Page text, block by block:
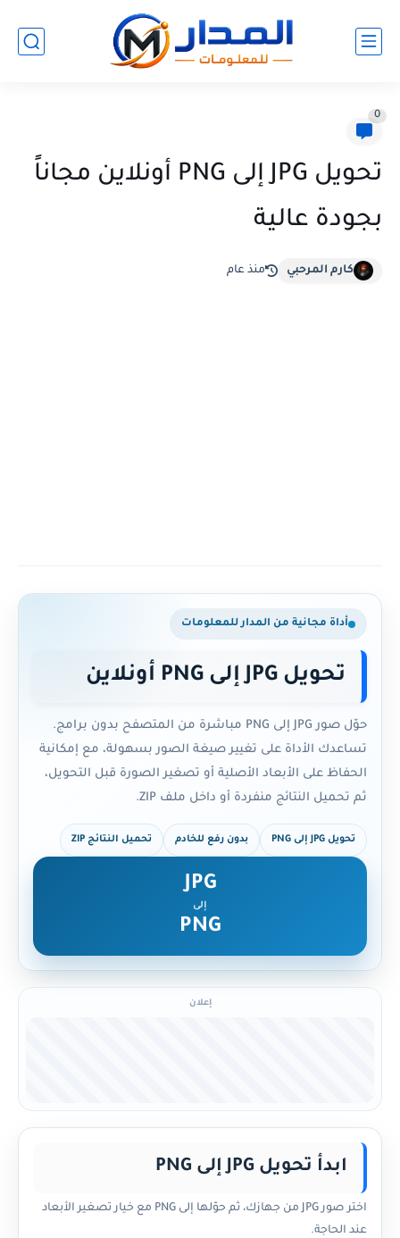
0
تحويل JPG إلى PNG أونلاين مجاناً
بجودة عالية
كارم المرحبي منذ عام
أداة مجانية من المدار للمعلومات
تحويل JPG إلى PNG أونلاين
حوّل صور JPG إلى PNG مباشرة من المتصفح بدون برامج.
تساعدك الأداة على تغيير صيغة الصور بسهولة، مع إمكانية
الحفاظ على الأبعاد الأصلية أو تصغير الصورة قبل التحويل،
ثم تحميل النتائج منفردة أو داخل ملف ZIP.
تحويل JPG إلى PNG بدون رفع للخادم تحميل النتائج ZIP
JPG
إلى
PNG
إعلان
ابدأ تحويل JPG إلى PNG
اختر صور JPG من جهازك، ثم حوّلها إلى PNG مع خيار تصغير الأبعاد
عند الحاجة.